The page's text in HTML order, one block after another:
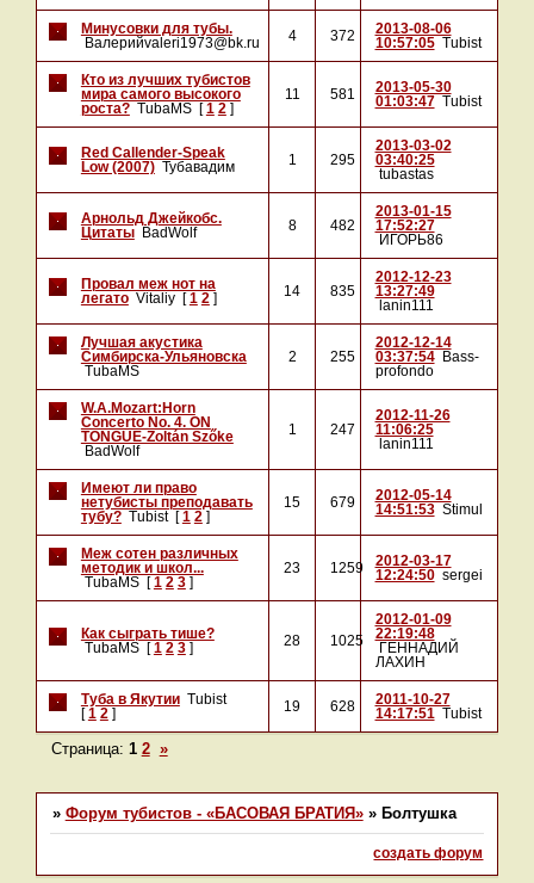
Минусовки для тубы.
Валерийvaleri1973@bk.ru
4 372
2013-08-06
10:57:05 Tubist
Кто из лучших тубистов
мира самого высокого
роста? TubaMS [ 1 2 ]
11 581
2013-05-30
01:03:47 Tubist
Red Callender-Speak
Low (2007) Тубавадим 1 295
2013-03-02
03:40:25
tubastas
Арнольд Джейкобс.
Цитаты
BadWolf 8 482
2013-01-15
17:52:27
ИГОРЬ86
Провал меж нот на
легато Vitaliy [ 1 2 ] 14 835
2012-12-23
13:27:49
lanin111
Лучшая акустика
Симбирска-Ульяновска
TubaMS
2 255
2012-12-14
03:37:54
Bass-
profondo
W.A.Mozart:Horn
Concerto No. 4. ON
TONGUE-Zoltán Szőke
BadWolf
1 247
2012-11-26
11:06:25
lanin111
Имеют ли право
нетубисты преподавать
тубу? Tubist [ 1 2 ]
15 679
2012-05-14
14:51:53 Stimul
Меж сотен различных
методик и школ...
TubaMS [ 1 2 3 ]
23 1259
2012-03-17
12:24:50 sergei
Как сыграть тише?
TubaMS [ 1 2 3 ] 28 1025
2012-01-09
22:19:48
ГЕННАДИЙ
ЛАХИН
Туба в Якутии Tubist
[ 1 2 ] 19 628
2011-10-27
14:17:51 Tubist
Страница: 1 2 »
» Форум тубистов - «БАСОВАЯ БРАТИЯ» » Болтушка
создать форум